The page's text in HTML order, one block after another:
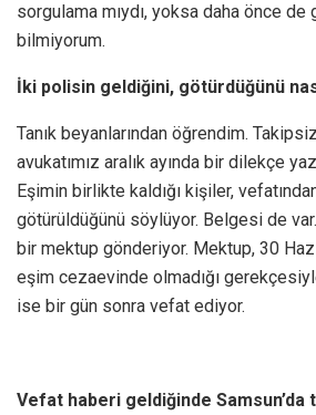
sorgulama mıydı, yoksa daha önce de
bilmiyorum.
İki polisin geldiğini, götürdüğünü
Tanık beyanlarından öğrendim.
avukatımız aralık ayında bir dilekçe
Eşimin birlikte kaldığı kişiler,
götürüldüğünü söylüyor. Belgesi de
bir mektup gönderiyor. Mektup, 30
eşim cezaevinde olmadığı
ise bir gün sonra vefat ediyor.
Vefat haberi geldiğinde Samsun’da